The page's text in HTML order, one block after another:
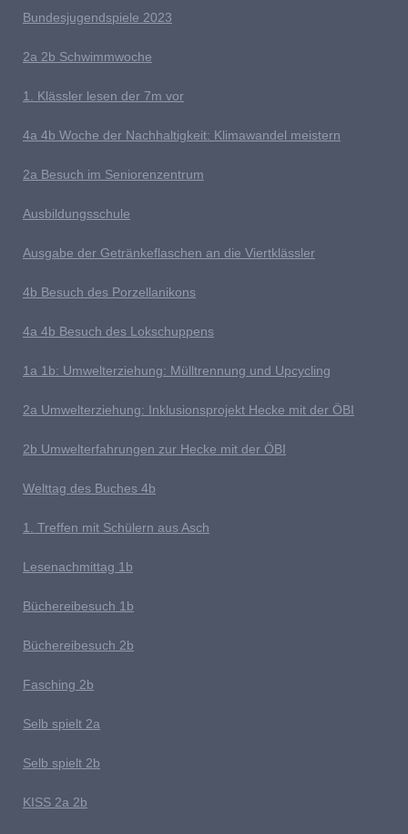
Bundesjugendspiele 2023
2a 2b Schwimmwoche
1. Klässler lesen der 7m vor
4a 4b Woche der Nachhaltigkeit: Klimawandel meistern
2a Besuch im Seniorenzentrum
Ausbildungsschule
Ausgabe der Getränkeflaschen an die Viertklässler
4b Besuch des Porzellanikons
4a 4b Besuch des Lokschuppens
1 a 1b: Umwelterziehung: Mülltrennung und Upcycling
2a Umwelterziehung: Inklusionsprojekt Hecke mit der ÖBI
2b Umwelterfahrungen zur Hecke mit der ÖBI
Welttag des Buches 4b
1 . Treffen mit Schülern aus Asch
Lesenachmittag 1b
Büchereibesuch 1b
Büchereibesuch 2b
Fasching 2b
Selb spielt 2a
Selb spielt 2b
KISS 2a 2b